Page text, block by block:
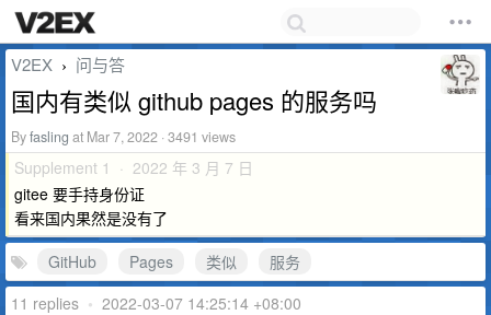
V2EX › 问与答
国内有类似 github pages 的服务吗
Byfasling at Mar 7, 2022 · 3491 views
Supplement 1 · 2022 年 3 月 7 日
gitee 要手持身份证
看来国内果然是没有了
GitHub
Pages 类似
服务
11 replies • 2022-03-07 14:25:14 +08:00